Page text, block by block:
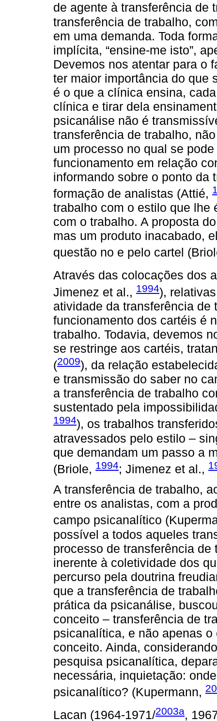
de agente à transferência de
transferência de trabalho,
em uma demanda. Toda
implícita, “ensine-me isto”,
Devemos nos atentar para o
ter maior importância do que
é o que a clínica ensina,
clínica e tirar dela
psicanálise não é
transferência de trabalho,
um processo no qual se
funcionamento em relação
informando sobre o ponto da
formação de analistas (Attié,
trabalho com o estilo que lhe
com o trabalho. A proposta
mas um produto inacabado,
questão no e pelo cartel
Através das colocações dos
Jimenez et al., 1994),
atividade da transferência
funcionamento dos cartéis é
trabalho. Todavia, devemos
se restringe aos cartéis,
(2009), da relação
e transmissão do saber no
a transferência de trabalho
sustentado pela
1994), os trabalhos
atravessados pelo estilo –
que demandam um passo a
(Briole, 1994; Jimenez et al.,
A transferência de trabalho,
entre os analistas, com a
campo psicanalítico
possível a todos aqueles
processo de transferência
inerente à coletividade dos
percurso pela doutrina
que a transferência de
prática da psicanálise,
conceito – transferência de
psicanalítica, e não apenas
conceito. Ainda,
pesquisa psicanalítica,
necessária, inquietação:
psicanalítico? (Kupermann,
Lacan (1964-1971/2003a,